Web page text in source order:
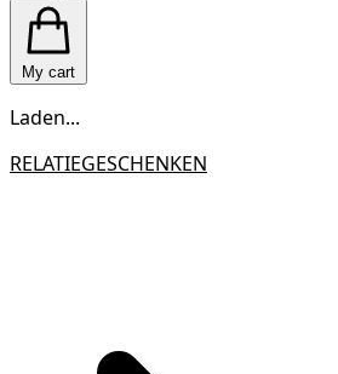
My cart
Laden...
RELATIEGESCHENKEN